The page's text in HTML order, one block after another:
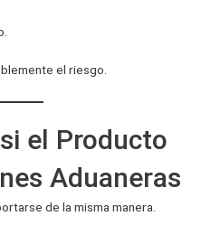
el riesgo.
el Producto
Aduaneras
de la misma manera.